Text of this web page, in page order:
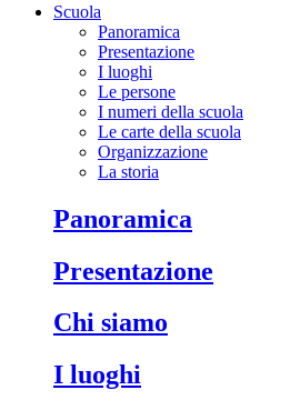
Scuola
Panoramica
Presentazione
I luoghi
Le persone
I numeri della scuola
Le carte della scuola
Organizzazione
La storia
Panoramica
Presentazione
Chi siamo
I luoghi